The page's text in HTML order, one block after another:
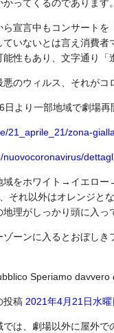
ってくるのであります。
宣言中もコンサート
いないとは言え消費
性もあり、文字通り「
のウィルス、それがコ
より一部地域で劇場
21_aprile_21/zona-
nuovocoronavirus/
域をホワイト→イエロ
それ以外はオレンジと
理がしっかり頭に入
ーンに入るとおぼし
Speriamo
投稿 2021年4月21日水曜
では、劇場以外に屋外